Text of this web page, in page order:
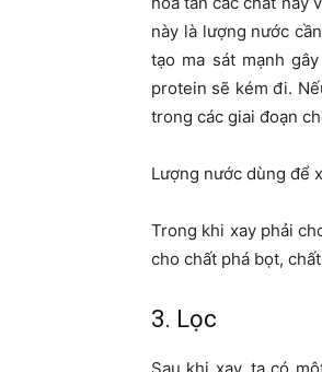
này là lượng nước
tạo ma sát mạnh
protein sẽ kém đi.
trong các giai đoạn
Lượng nước dùng để
Trong khi xay phải
cho chất phá bọt,
3. Lọc